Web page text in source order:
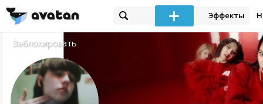
Эффекты
Заблокировать